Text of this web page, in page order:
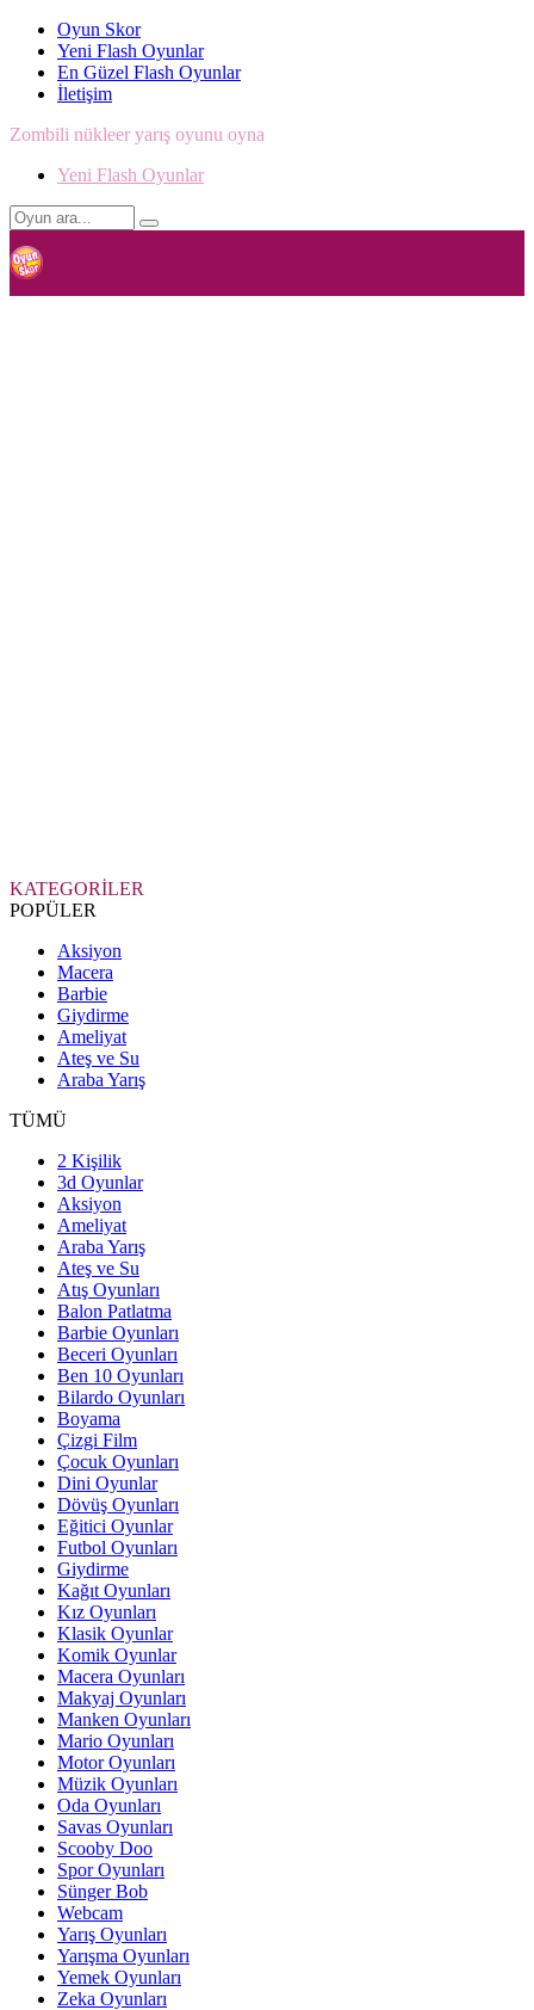
Oyun Skor
Yeni Flash Oyunlar
En Güzel Flash Oyunlar
İletişim
Zombili nükleer yarış oyunu oyna
Yeni Flash Oyunlar
KATEGORİLER
POPÜLER
Aksiyon
Macera
Barbie
Giydirme
Ameliyat
Ateş ve Su
Araba Yarış
TÜMÜ
2 Kişilik
3d Oyunlar
Aksiyon
Ameliyat
Araba Yarış
Ateş ve Su
Atış Oyunları
Balon Patlatma
Barbie Oyunları
Beceri Oyunları
Ben 10 Oyunları
Bilardo Oyunları
Boyama
Çizgi Film
Çocuk Oyunları
Dini Oyunlar
Dövüş Oyunları
Eğitici Oyunlar
Futbol Oyunları
Giydirme
Kağıt Oyunları
Kız Oyunları
Klasik Oyunlar
Komik Oyunlar
Macera Oyunları
Makyaj Oyunları
Manken Oyunları
Mario Oyunları
Motor Oyunları
Müzik Oyunları
Oda Oyunları
Savas Oyunları
Scooby Doo
Spor Oyunları
Sünger Bob
Webcam
Yarış Oyunları
Yarışma Oyunları
Yemek Oyunları
Zeka Oyunları